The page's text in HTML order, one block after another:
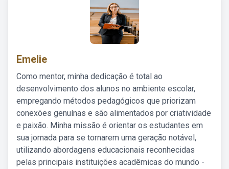
Emelie
Como mentor, minha dedicação é total ao
desenvolvimento dos alunos no ambiente escolar,
empregando métodos pedagógicos que priorizam
conexões genuínas e são alimentados por criatividade
e paixão. Minha missão é orientar os estudantes em
sua jornada para se tornarem uma geração notável,
utilizando abordagens educacionais reconhecidas
pelas principais instituições acadêmicas do mundo -